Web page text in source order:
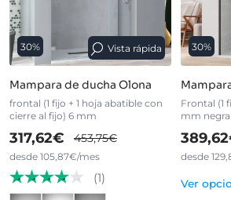
30% Vista rápida
Mampara de ducha Olona
frontal (1 fijo + 1 hoja abatible con
cierre al fijo) 6 mm
317,62€ 453,75€
desde 105,87€/mes
(1)
30%
Frontal (1
mm negra
desde
Ver